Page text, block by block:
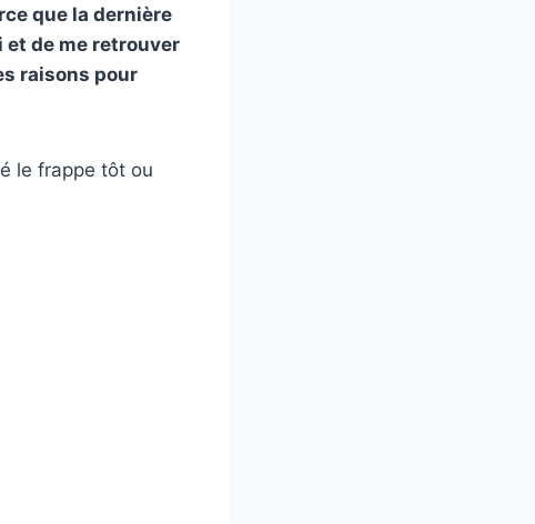
que la dernière
et de me retrouver
raisons pour
le frappe tôt ou